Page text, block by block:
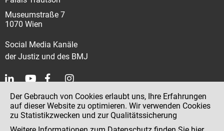
Museumstraße 7
1070 Wien
Social Media Kanäle
der Justiz und des BMJ
Kontakt
Impressum
Der Gebrauch von Cookies erlaubt uns, Ihre Erfahrungen
auf dieser Website zu optimieren. Wir verwenden Cookies
zu Statistikzwecken und zur Qualitätssicherung